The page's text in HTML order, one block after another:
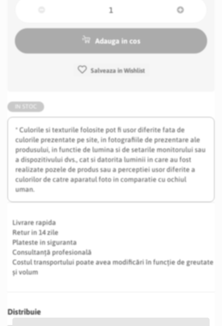
* Culorile si texturile folosite pot fi usor diferite fata de
culorile prezentate pe site, in fotografiile de prezentare ale
produsului, in functie de lumina si de setarile monitorului sau
a dispozitivului dvs., cat si datorita luminii in care au fost
realizate pozele de produs sau a perceptiei usor diferite a
culorilor de catre aparatul foto in comparatie cu ochiul
uman.
Livrare rapida
Retur in 14 zile
Plateste in siguranta
Consultanță profesională
Costul transportului poate avea modificări în funcție de greutate
și volum
Distribuie
Adauga in cos
Salveaza in Wishlist